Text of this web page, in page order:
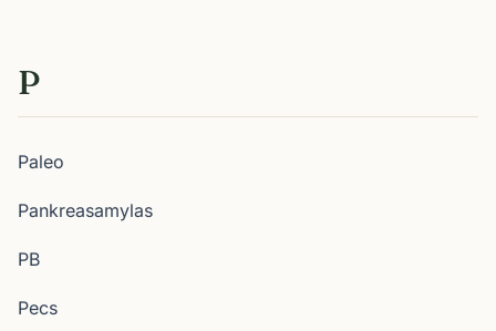
P
Paleo
Pankreasamylas
PB
Pecs